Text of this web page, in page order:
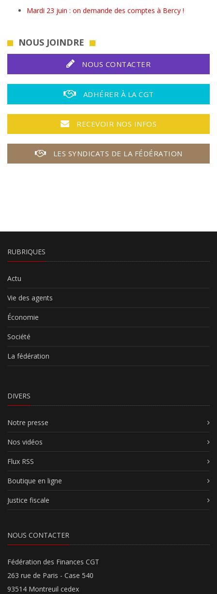
Mardi 23 juin : on demande des comptes à Bercy !
NOUS JOINDRE
NOUS CONTACTER
ADHÉRER À LA CGT
RECEVOIR NOS INFOS
LES SYNDICATS DE LA FÉDÉRATION
RUBRIQUES
Actu
Vie des agents
Économie
Société
La fédération
DIVERS
Notre presse
Nos vidéos
Flux RSS
Boutique en ligne
Justice fiscale
NOUS CONTACTER
Fédération des Finances CGT
263 rue de Paris - Case 540
93514 Montreuil cedex